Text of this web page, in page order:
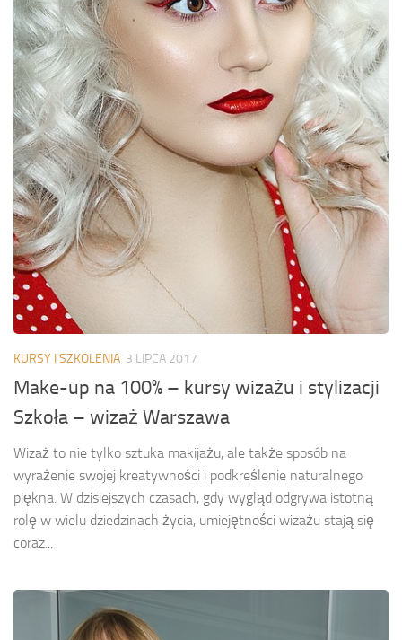
KURSY I SZKOLENIA 3 LIPCA 2017
Make-up na 100% – kursy wizażu i stylizacji
Szkoła – wizaż Warszawa
Wizaż to nie tylko sztuka makijażu, ale także sposób na
wyrażenie swojej kreatywności i podkreślenie naturalnego
piękna. W dzisiejszych czasach, gdy wygląd odgrywa istotną
rolę w wielu dziedzinach życia, umiejętności wizażu stają się
coraz...